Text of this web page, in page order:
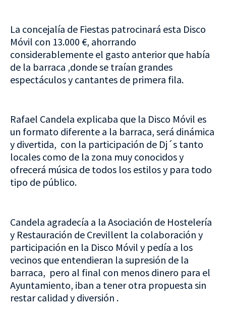
La concejalía de Fiestas patrocinará esta Disco
Móvil con 13.000 €, ahorrando
considerablemente el gasto anterior que había
de la barraca ,donde se traían grandes
espectáculos y cantantes de primera fila.
Rafael Candela explicaba que la Disco Móvil es
un formato diferente a la barraca, será dinámica
y divertida, con la participación de Dj´s tanto
locales como de la zona muy conocidos y
ofrecerá música de todos los estilos y para todo
tipo de público.
Candela agradecía a la Asociación de Hostelería
y Restauración de Crevillent la colaboración y
participación en la Disco Móvil y pedía a los
vecinos que entendieran la supresión de la
barraca, pero al final con menos dinero para el
Ayuntamiento, iban a tener otra propuesta sin
restar calidad y diversión .